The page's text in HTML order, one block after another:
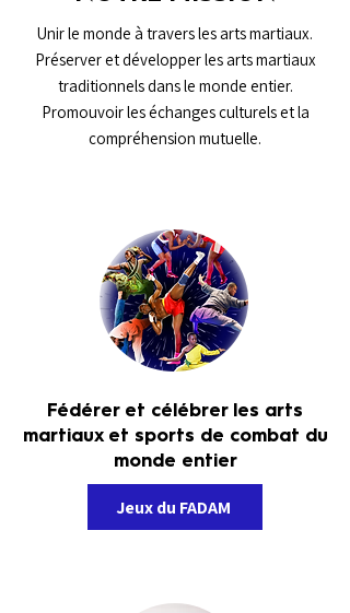
Unir le monde à travers les arts martiaux.
Préserver et développer les arts martiaux
traditionnels dans le monde entier.
Promouvoir les échanges culturels et la
compréhension mutuelle.
Fédérer et célébrer les arts
martiaux et sports de combat du
monde entier
Jeux du FADAM